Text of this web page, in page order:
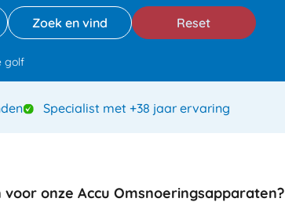
Reset
golf
Specialist met +38 jaar ervaring
voor onze Accu Omsnoeringsapparaten?